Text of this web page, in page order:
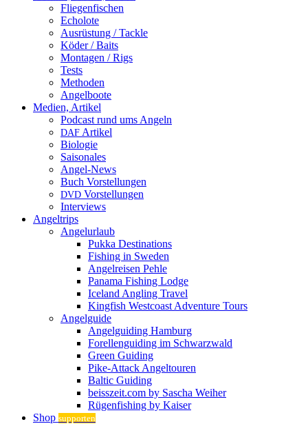
Fliegenfischen
Echolote
Ausrüstung / Tackle
Köder / Baits
Montagen / Rigs
Tests
Methoden
Angelboote
Medien, Artikel
Podcast rund ums Angeln
DAF Artikel
Biologie
Saisonales
Angel-News
Buch Vorstellungen
DVD Vorstellungen
Interviews
Angeltrips
Angelurlaub
Pukka Destinations
Fishing in Sweden
Angelreisen Pehle
Panama Fishing Lodge
Iceland Angling Travel
Kingfish Westcoast Adventure Tours
Angelguide
Angelguiding Hamburg
Forellenguiding im Schwarzwald
Green Guiding
Pike-Attack Angeltouren
Baltic Guiding
beisszeit.com by Sascha Weiher
Rügenfishing by Kaiser
Shop supporten